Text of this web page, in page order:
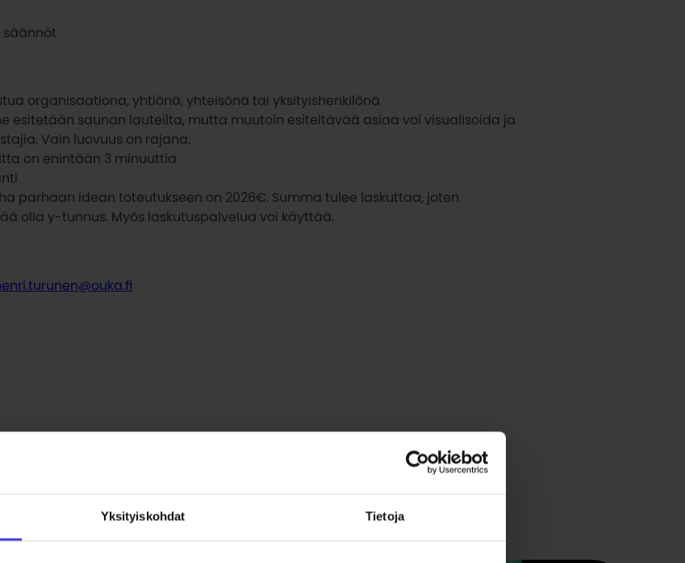
Yksityiskohdat Tietoja
säännöt
organisaationa, yhtiönä, yhteisönä tai yksityishenkilönä
esitetään saunan lauteilta, mutta muutoin esiteltävää asiaa voi visualisoida ja
Vain luovuus on rajana.
on enintään 3 minuuttia
parhaan idean toteutukseen on 2026€. Summa tulee laskuttaa, joten
olla y-tunnus. Myös laskutuspalvelua voi käyttää.